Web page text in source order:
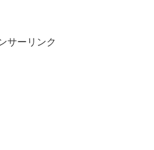
サーリンク